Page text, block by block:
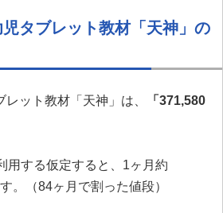
タブレット教材「天神」の
ット教材「天神」は、
「371,580
用する仮定すると、1ヶ月約
。（84ヶ月で割った値段）